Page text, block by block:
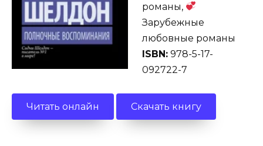
романы,
Зарубежные
любовные романы
ISBN: 978-5-17-
092722-7
Читать онлайн Скачать книгу